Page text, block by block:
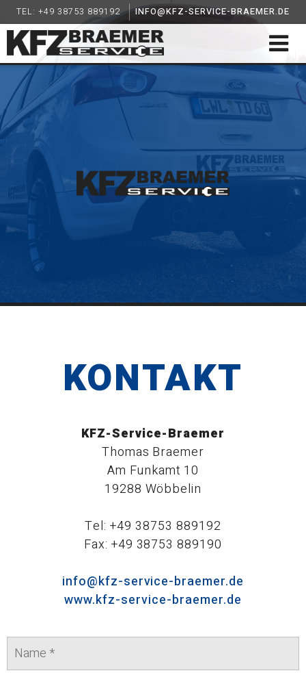
TEL: +49 38753 889192 INFO@KFZ-SERVICE-BRAEMER.DE
KONTAKT
KFZ-Service-Braemer
Thomas Braemer
Am Funkamt 10
19288 Wöbbelin
Tel: +49 38753 889192
Fax: +49 38753 889190
info@kfz-service-braemer.de
www.kfz-service-braemer.de